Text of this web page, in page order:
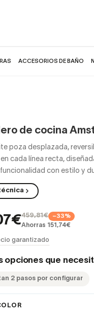
ACCESORIOS DE BAÑO
de cocina
poza desplazada,
cada línea recta,
con estilo y
459,81€ −33%
Ahorras 151,74€
garantizado
opciones que
2 pasos por configurar